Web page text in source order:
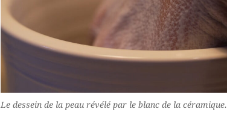
Le dessein de la peau révélé par le blanc de la céramique.